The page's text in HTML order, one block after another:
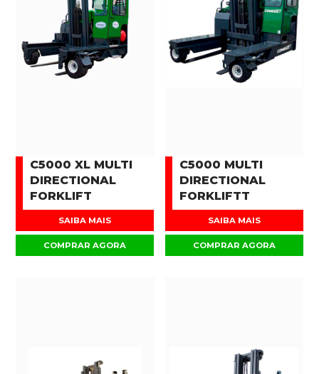
C5000 XL MULTI
DIRECTIONAL
FORKLIFT
SAIBA MAIS
COMPRAR AGORA
C5000 MULTI
DIRECTIONAL
FORKLIFTT
SAIBA MAIS
COMPRAR AGORA